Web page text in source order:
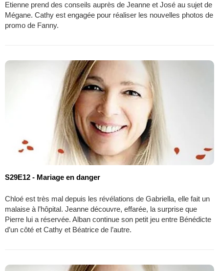
Etienne prend des conseils auprès de Jeanne et José au sujet de
Mégane. Cathy est engagée pour réaliser les nouvelles photos de
promo de Fanny.
S29E12 - Mariage en danger
Chloé est très mal depuis les révélations de Gabriella, elle fait un
malaise à l’hôpital. Jeanne découvre, effarée, la surprise que
Pierre lui a réservée. Alban continue son petit jeu entre Bénédicte
d’un côté et Cathy et Béatrice de l’autre.